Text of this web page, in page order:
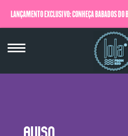
LANÇAMENTO EXCLUSIVO: CONHEÇA BABADOS
QUERO SABER